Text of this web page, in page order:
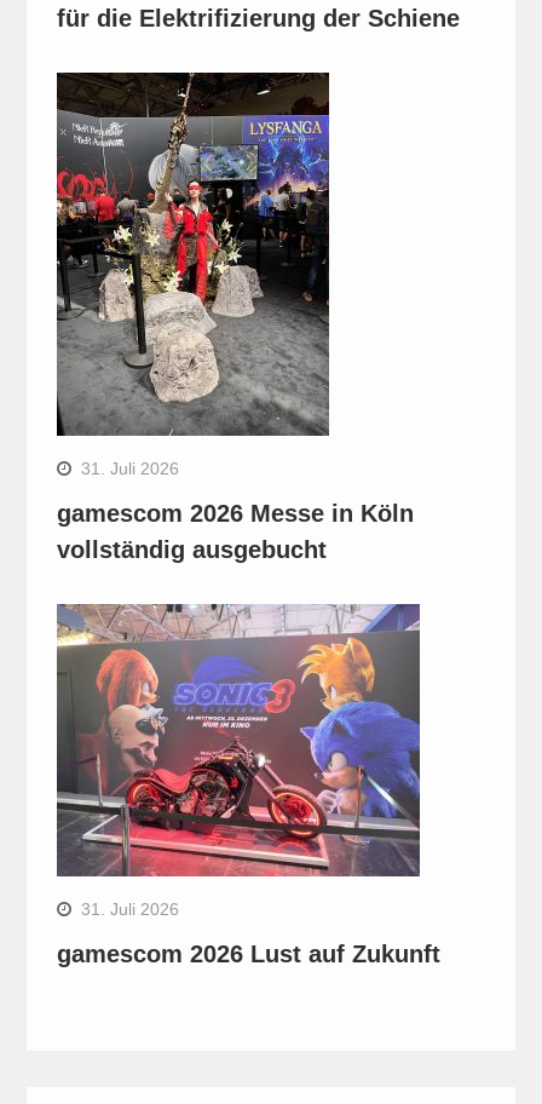
für die Elektrifizierung der Schiene
31. Juli 2026
gamescom 2026 Messe in Köln
vollständig ausgebucht
31. Juli 2026
gamescom 2026 Lust auf Zukunft